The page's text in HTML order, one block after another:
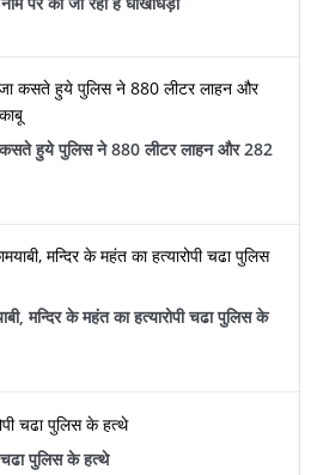
हुये पुलिस ने 880 लीटर लाहन और 282
मन्दिर के महंत का हत्यारोपी चढा पुलिस के
पुलिस के हत्थे